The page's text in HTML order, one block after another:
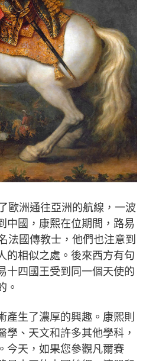
歐洲通往亞洲的航線，一波
中國，康熙在位期間，路易
法國傳教士，他們也注意到
的相似之處。後來西方有句
十四國王受到同一個天使的
。
產生了濃厚的興趣。康熙則
、天文和許多其他學科，
今天，如果您參觀凡爾賽